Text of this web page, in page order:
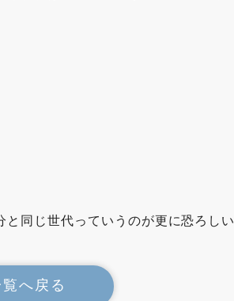
と同じ世代っていうのが更に恐ろし
覧へ戻る